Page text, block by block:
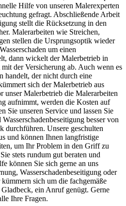
Hilfe von unseren Malerexperten
gefragt. Abschließende Arbeit
stellt die Rücksetzung in den
Malerarbeiten wie Streichen,
stellen die Ursprungsoptik wieder
um einen
dann wickelt der Malerbetrieb in
der Versicherung ab. Auch wenn es
handelt, der nicht durch eine
sich der Malerbetrieb aus
unser Malerbetrieb die Malerarbeiten
aufnimmt, werden die Kosten auf
Sie unseren Service und lassen Sie
besser von
durchführen. Unsere geschulten
und können Ihnen langfristige
um Ihr Problem in den Griff zu
stets rundum gut beraten und
können Sie sich gerne an uns
Wasserschadenbeseitigung oder
sich um die fachgemäße
ein Anruf genügt. Gerne
Ihre Fragen.